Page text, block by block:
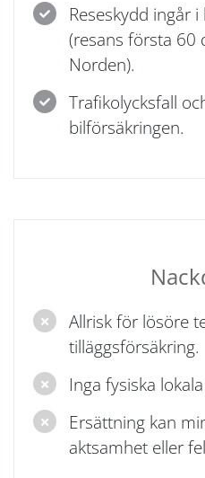
Reseskydd ingår
(resans första 60
Norden).
Trafikolycksfall
bilförsäkringen.
Allrisk för lösöre
tilläggsförsäkring.
Inga fysiska
Ersättning kan
aktsamhet eller